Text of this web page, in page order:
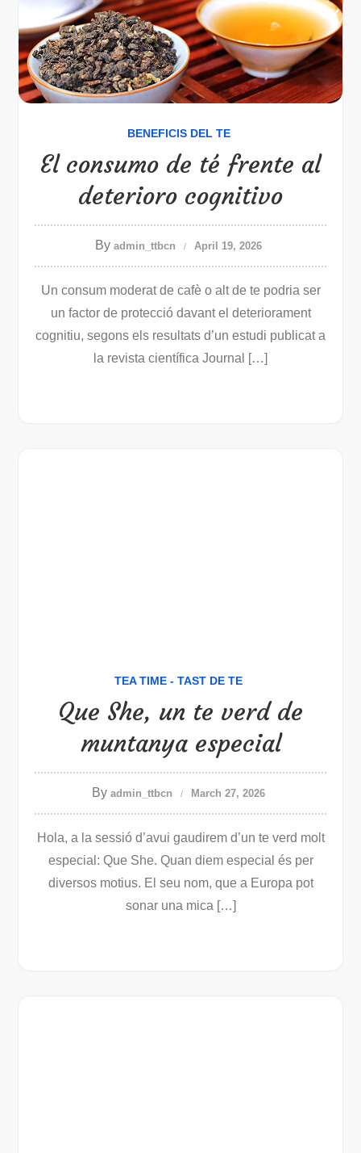
BENEFICIS DEL TE
El consumo de té frente al
deterioro cognitivo
By admin_ttbcn April 19, 2026
Un consum moderat de cafè o alt de te podria ser
un factor de protecció davant el deteriorament
cognitiu, segons els resultats d’un estudi publicat a
la revista científica Journal […]
TEA TIME - TAST DE TE
Que She, un te verd de
muntanya especial
By admin_ttbcn March 27, 2026
Hola, a la sessió d’avui gaudirem d’un te verd molt
especial: Que She. Quan diem especial és per
diversos motius. El seu nom, que a Europa pot
sonar una mica […]